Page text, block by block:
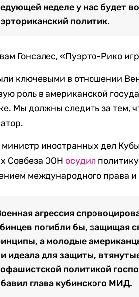
неделе у нас будет
политик.
Гонсалес, «Пуэрто-Рико
ключевыми в отношении
роль в американской
Мы должны следить за тем,
иностранных дел
Совбеза ООН осудил
международного права и
агрессия
погибли бы, защищая
а молодые
идеала для защиты,
политикой
глава кубинского МИД.